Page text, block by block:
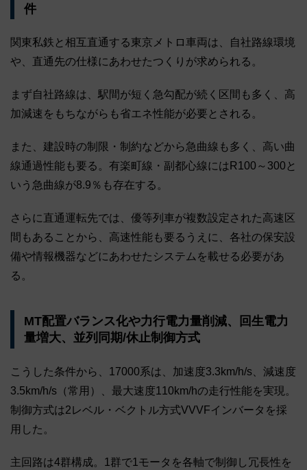
件
関東私鉄と相互直通する東京メトロ車両は、自社路線環境
や、直通先の仕様にあわせたつくりが求められる。
まず自社路線は、駅間が短く急勾配が続く区間も多く、高
加減速をもちながらも省エネ性能が必要とされる。
また、建設時の制限・制約などから急曲線も多く、高い曲
線通過性能も要る。有楽町線・副都心線にはR100～300と
いう急曲線が8.9％も存在する。
さらに直通運転先では、優等列車が複数設定された高速区
間もあることから、高速性能も要るうえに、各社の保安設
備や情報機器などにあわせたシステムを載せる必要があ
る。
MT配置バランス化や力行電力量削減、回生電力
量増大、並列同期/休止制御方式
こうした条件から、17000系は、加速度3.3km/h/s、減速度
3.5km/h/s（常用）、最大速度110km/hの走行性能を実現。
制御方式は2レベル・ベクトル方式VVVFインバータを採
用した。
主回路は4群構成。1群で1モータを各軸で制御し冗長性を